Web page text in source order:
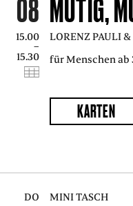
08
15.00
–
15.30
MUTIG,
LORENZ PAULI
für Menschen ab
KARTEN
DO MINI TASCH